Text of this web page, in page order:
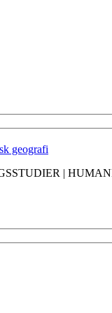
geografi
|